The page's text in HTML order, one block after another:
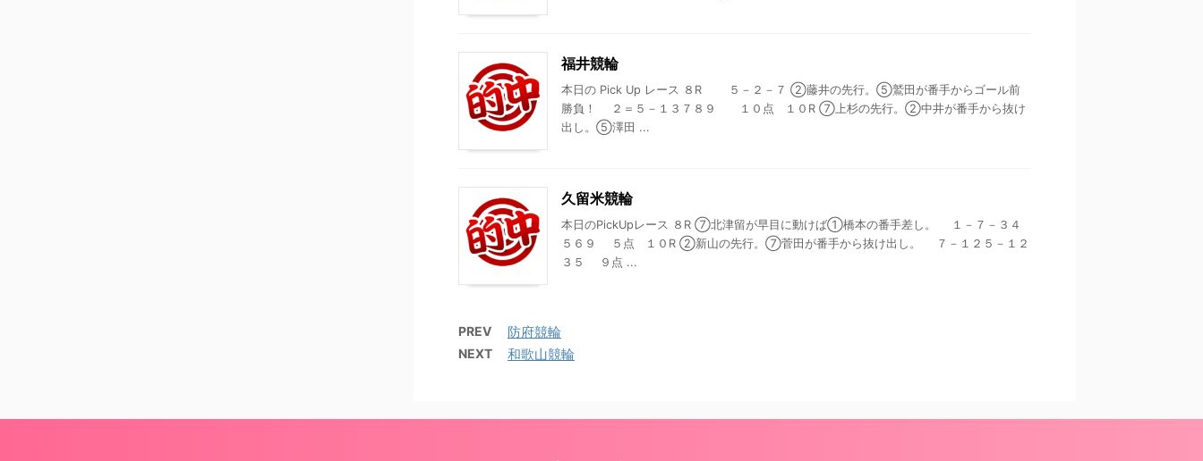
福井競輪
本日の Pick Up レース ８R ５－２－７ ②藤井の先行。⑤鷲田が番手からゴール前
勝負！ ２＝５－１３７８９ １０点 １０R ⑦上杉の先行。②中井が番手から抜け
出し。⑤澤田 ...
久留米競輪
本日のPickUpレース ８R ⑦北津留が早目に動けば①橋本の番手差し。 １－７－３４
５６９ ５点 １０R ②新山の先行。⑦菅田が番手から抜け出し。 ７－１２５－１２
３５ ９点 ...
PREV 防府競輪
NEXT 和歌山競輪